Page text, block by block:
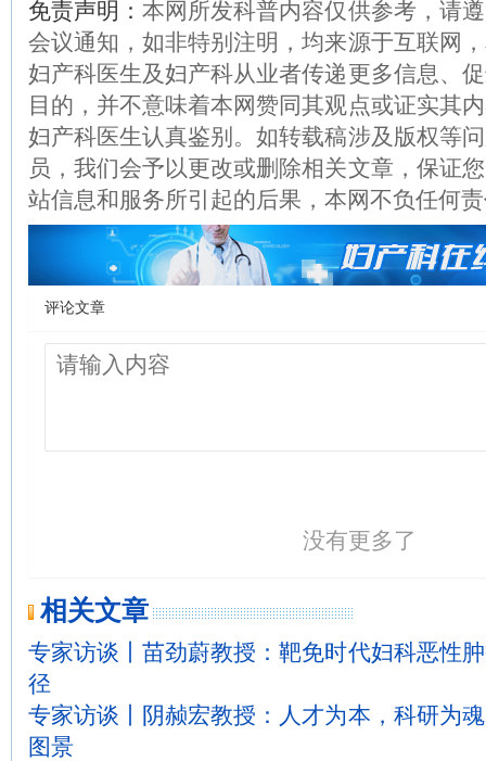
免责声明：本网所发科普内容仅供参考，请
会议通知，如非特别注明，均来源于互联网
妇产科医生及妇产科从业者传递更多信息、
目的，并不意味着本网赞同其观点或证实其
妇产科医生认真鉴别。如转载稿涉及版权等
员，我们会予以更改或删除相关文章，保证
站信息和服务所引起的后果，本网不负任何
评论文章
没有更多了
相关文章
专家访谈丨苗劲蔚教授：靶免时代妇科恶性
径
专家访谈丨阴赪宏教授：人才为本，科研为
图景